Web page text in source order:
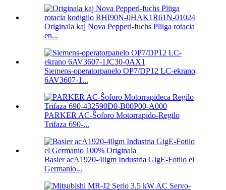
Originala kaj Nova Pepperl-fuchs Pliiga rotacia
en...
Siemens-operatorpanelo OP7/DP12 LC-ekrano
6AV3607-1...
PARKER AC-Ŝoforo Motorrapido-Regilo
Trifaza 690-...
Basler acA1920-40gm Industria GigE-Fotilo el
Germanio...